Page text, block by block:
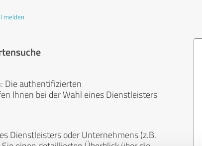
melden
Die authentifizierten
Ihnen bei der Wahl eines Dienstleisters
Dienstleisters oder Unternehmens (z.B.